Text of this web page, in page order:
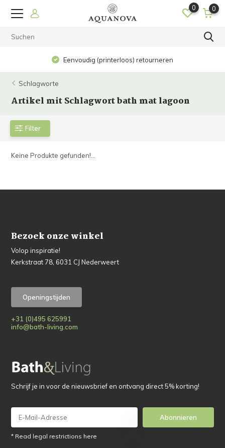
0 0
Eenvoudig (printerloos) retourneren
Schlagworte
Artikel mit Schlagwort bath mat lagoon
Filter
Keine Produkte gefunden!...
Bezoek onze winkel
Volop inspiratie!
Kerkstraat 78, 6031 CJ Nederweert
Openingstijden
+31 (0)495 625991
info@bath-living.com
Schrijf je in voor de nieuwsbrief en ontvang direct 5% korting!
Abonnieren
* Read legal restrictions here